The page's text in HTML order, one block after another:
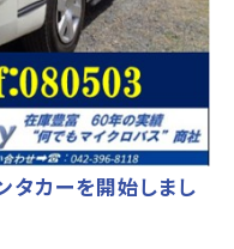
カーを開始しまし